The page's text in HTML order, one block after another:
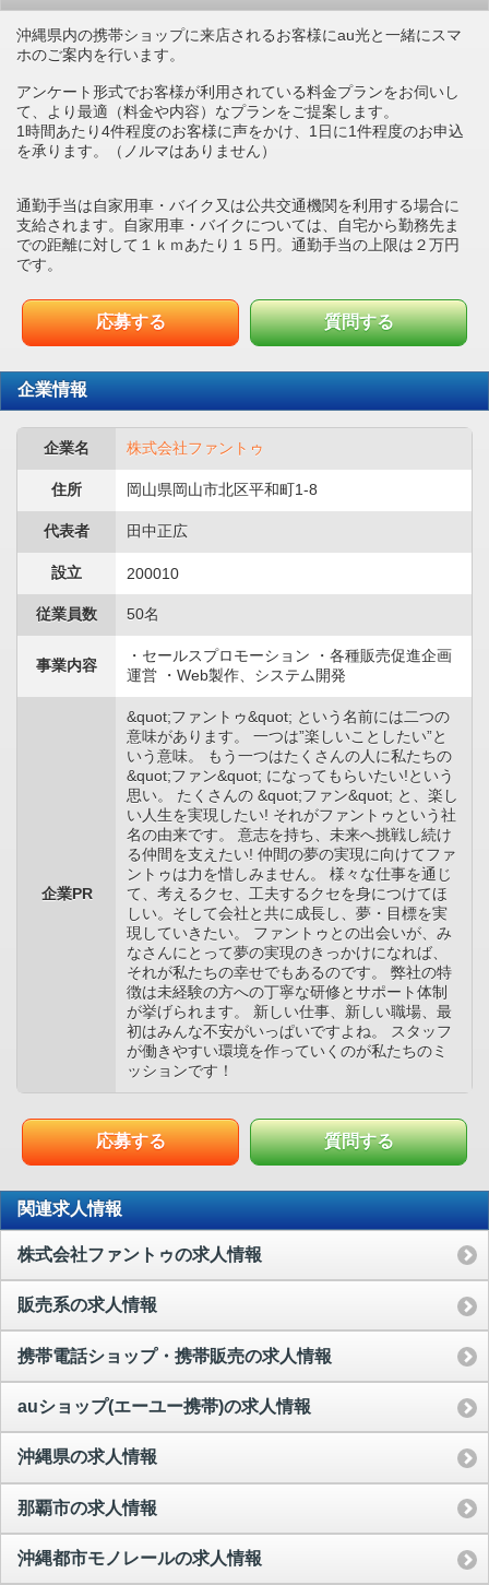
沖縄県内の携帯ショップに来店されるお客様にau光と一緒にスマ
ホのご案内を行います。
アンケート形式でお客様が利用されている料金プランをお伺いし
て、より最適（料金や内容）なプランをご提案します。
1時間あたり4件程度のお客様に声をかけ、1日に1件程度のお申込
を承ります。（ノルマはありません）
通勤手当は自家用車・バイク又は公共交通機関を利用する場合に
支給されます。自家用車・バイクについては、自宅から勤務先ま
での距離に対して１ｋｍあたり１５円。通勤手当の上限は２万円
です。
応募する 質問する
企業情報
企業名 株式会社ファントゥ
住所 岡山県岡山市北区平和町1-8
代表者 田中正広
設立 200010
従業員数 50名
事業内容
・セールスプロモーション ・各種販売促進企画
運営 ・Web製作、システム開発
企業PR
&quot;ファントゥ&quot; という名前には二つの
意味があります。 一つは”楽しいことしたい”と
いう意味。 もう一つはたくさんの人に私たちの
&quot;ファン&quot; になってもらいたい!という
思い。 たくさんの &quot;ファン&quot; と、楽し
い人生を実現したい! それがファントゥという社
名の由来です。 意志を持ち、未来へ挑戦し続け
る仲間を支えたい! 仲間の夢の実現に向けてファ
ントゥは力を惜しみません。 様々な仕事を通じ
て、考えるクセ、工夫するクセを身につけてほ
しい。そして会社と共に成長し、夢・目標を実
現していきたい。 ファントゥとの出会いが、み
なさんにとって夢の実現のきっかけになれば、
それが私たちの幸せでもあるのです。 弊社の特
徴は未経験の方への丁寧な研修とサポート体制
が挙げられます。 新しい仕事、新しい職場、最
初はみんな不安がいっぱいですよね。 スタッフ
が働きやすい環境を作っていくのが私たちのミ
ッションです！
応募する 質問する
関連求人情報
株式会社ファントゥの求人情報
販売系の求人情報
携帯電話ショップ・携帯販売の求人情報
auショップ(エーユー携帯)の求人情報
沖縄県の求人情報
那覇市の求人情報
沖縄都市モノレールの求人情報